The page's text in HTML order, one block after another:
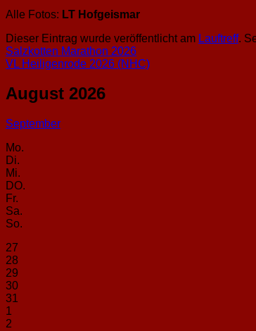
Alle Fotos: LT Hofgeismar
Dieser Eintrag wurde veröffentlicht am Lauftreff.
Salzkotten Marathon 2026
VL Heiligenrode 2026 (NHC)
August 2026
September
Mo.
Di.
Mi.
DO.
Fr.
Sa.
So.
27
28
29
30
31
1
2